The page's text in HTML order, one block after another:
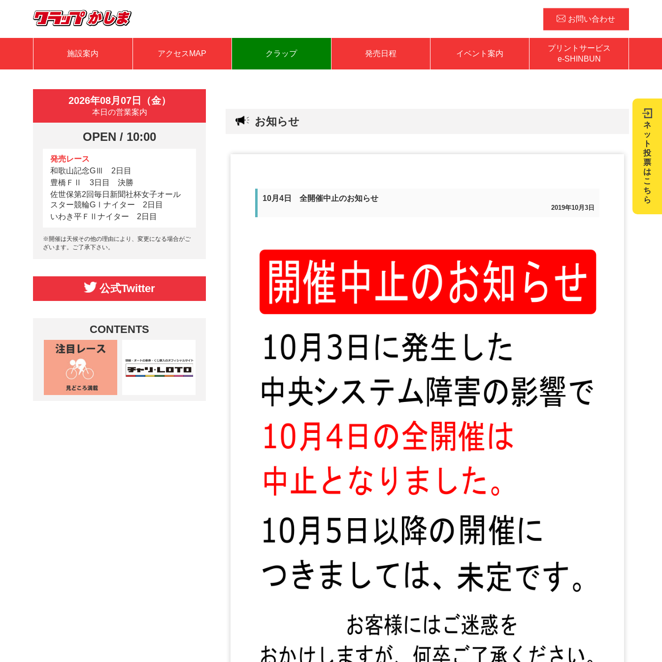
お問い合わせ
施設案内 アクセスMAP クラップ 発売日程 イベント案内
プリントサービス
e-SHINBUN
ネ
ッ
ト
投
票
は
こ
ち
ら
2026年08月07日（金）
本日の営業案内
OPEN / 10:00
発売レース
和歌山記念GⅢ 2日目
豊橋ＦⅡ 3日目 決勝
佐世保第2回毎日新聞社杯女子オール
スター競輪GⅠナイター 2日目
いわき平ＦⅡナイター 2日目
※開催は天候その他の理由により、変更になる場合がご
ざいます。ご了承下さい。
公式Twitter
CONTENTS
お知らせ
10月4日 全開催中止のお知らせ
2019年10月3日